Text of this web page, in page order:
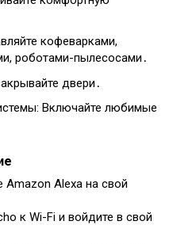
кофеварками,
роботами-пылесосами․
двери․
Включайте любимые
Amazon Alexa на свой
к Wi-Fi и войдите в свой